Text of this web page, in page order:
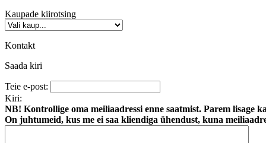
Kaupade kiirotsing
Kontakt
Saada kiri
Teie e-post:
Kiri:
NB! Kontrollige oma meiliaadressi enne saatmist. Parem lisage
On juhtumeid, kus me ei saa kliendiga ühendust, kuna